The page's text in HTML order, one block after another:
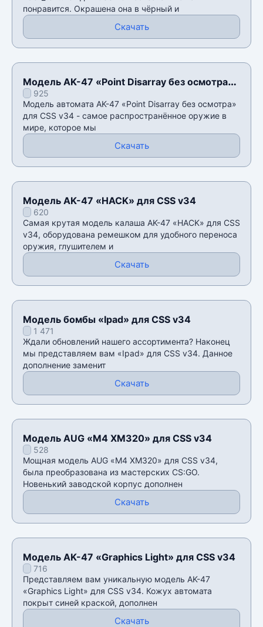
понравится. Окрашена она в чёрный и
Скачать
Модель AK-47 «Point Disarray без осмотра»
для CSS v34
925
Модель автомата AK-47 «Point Disarray без осмотра»
для CSS v34 - самое распространённое оружие в
мире, которое мы
Скачать
Модель AK-47 «HACK» для CSS v34
620
Самая крутая модель калаша AK-47 «HACK» для CSS
v34, оборудована ремешком для удобного переноса
оружия, глушителем и
Скачать
Модель бомбы «Ipad» для CSS v34
1 471
Ждали обновлений нашего ассортимента? Наконец
мы представляем вам «Ipad» для CSS v34. Данное
дополнение заменит
Скачать
Модель AUG «M4 XM320» для CSS v34
528
Мощная модель AUG «M4 XM320» для CSS v34,
была преобразована из мастерских CS:GO.
Новенький заводской корпус дополнен
Скачать
Модель AK-47 «Graphics Light» для CSS v34
716
Представляем вам уникальную модель AK-47
«Graphics Light» для CSS v34. Кожух автомата
покрыт синей краской, дополнен
Скачать